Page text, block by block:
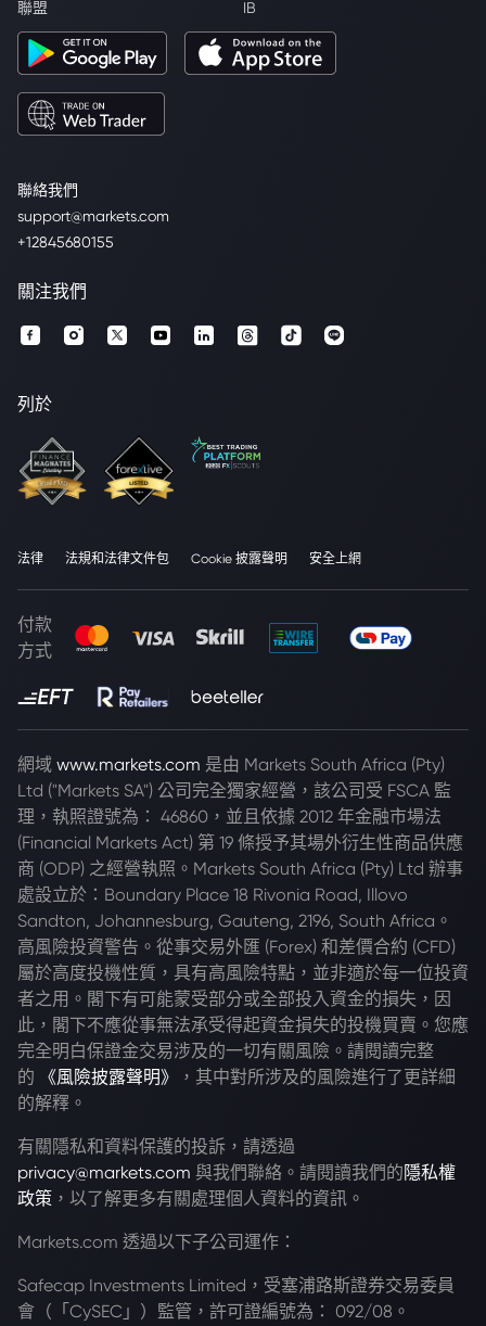
聯絡我們
support@markets.com
+12845680155
聯盟 IB
關注我們
列於
法律 法規和法律文件包 Cookie 披露聲明 安全上網
付款
方式
網域 www.markets.com 是由 Markets South Africa (Pty)
Ltd ("Markets SA") 公司完全獨家經營，該公司受 FSCA 監
理，執照證號為： 46860，並且依據 2012 年金融市場法
(Financial Markets Act) 第 19 條授予其場外衍生性商品供應
商 (ODP) 之經營執照。Markets South Africa (Pty) Ltd 辦事
處設立於：Boundary Place 18 Rivonia Road, Illovo
Sandton, Johannesburg, Gauteng, 2196, South Africa。
高風險投資警告。從事交易外匯 (Forex) 和差價合約 (CFD)
屬於高度投機性質，具有高風險特點，並非適於每一位投資
者之用。閣下有可能蒙受部分或全部投入資金的損失，因
此，閣下不應從事無法承受得起資金損失的投機買賣。您應
完全明白保證金交易涉及的一切有關風險。請閱讀完整
的
《風險披露聲明》
，其中對所涉及的風險進行了更詳細
的解釋。
有關隱私和資料保護的投訴，請透過
privacy@markets.com 與我們聯絡。請閱讀我們的 隱私權
政策 ，以了解更多有關處理個人資料的資訊。
Markets.com 透過以下子公司運作：
Safecap Investments Limited，受塞浦路斯證券交易委員
會（「CySEC」）監管，許可證編號為： 092/08。